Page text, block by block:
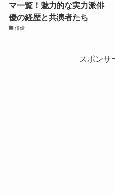
マ一覧！魅力的な実力派俳
優の経歴と共演者たち
俳優
スポンサ